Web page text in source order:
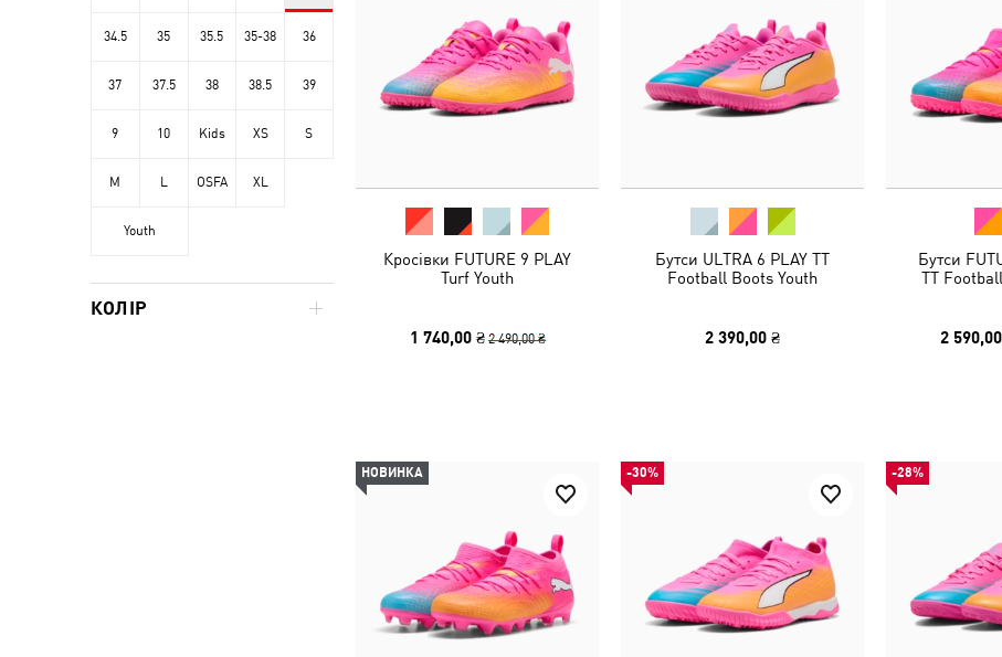
Кросівки FUTURE 9 PLAY
Turf Youth
1 740,00 ₴ 2 490,00 ₴
Бутси ULTRA 6 PLAY TT
Football Boots Youth
2 390,00 ₴
Бутси
TT
2
НОВИНКА -30% -28%
34.5 35 35.5 35-38 36
37 37.5 38 38.5 39
9 10 Kids XS S
M L OSFA XL
Youth
КОЛІР